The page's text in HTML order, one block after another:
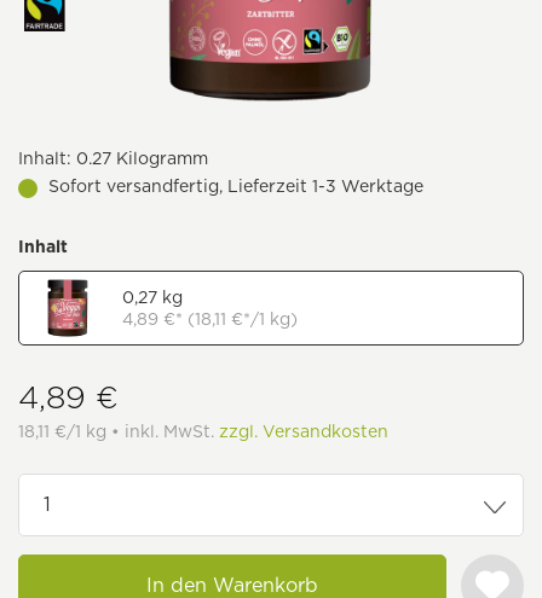
Inhalt: 0.27 Kilogramm
Sofort versandfertig, Lieferzeit 1-3 Werktage
Inhalt
0,27 kg
4,89 €* (18,11 €*/1 kg)
4,89 €
18,11 €/1 kg • inkl. MwSt. zzgl. Versandkosten
In den Warenkorb